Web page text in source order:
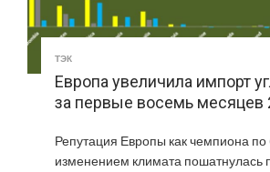
ТЭК
Европа увеличила импорт
за первые восемь месяцев
Репутация Европы как чемпиона по
изменением климата пошатнулась